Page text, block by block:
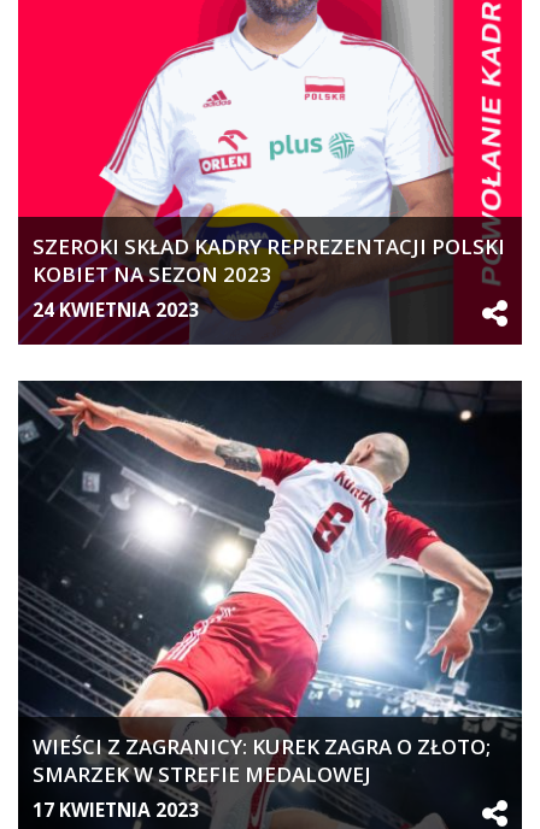
SZEROKI SKŁAD KADRY REPREZENTACJI POLSKI
KOBIET NA SEZON 2023
24 KWIETNIA 2023
WIEŚCI Z ZAGRANICY: KUREK ZAGRA O ZŁOTO;
SMARZEK W STREFIE MEDALOWEJ
17 KWIETNIA 2023